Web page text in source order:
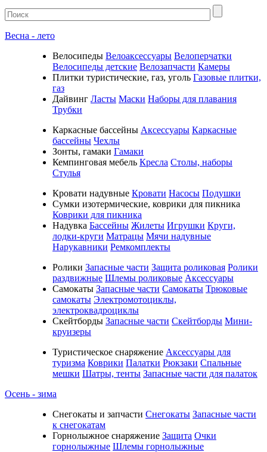
Весна - лето
Велосипеды Велоаксессуары Велоперчатки
Велосипеды детские Велозапчасти Камеры
Плитки туристические, газ, уголь Газовые плитки,
газ
Дайвинг Ласты Маски Наборы для плавания
Трубки
Каркасные бассейны Аксессуары Каркасные
бассейны Чехлы
Зонты, гамаки Гамаки
Кемпинговая мебель Кресла Столы, наборы
Стулья
Кровати надувные Кровати Насосы Подушки
Cумки изотермические, коврики для пикника
Коврики для пикника
Надувка Бассейны Жилеты Игрушки Круги,
лодки-круги Матрацы Мячи надувные
Нарукавники Ремкомплекты
Ролики Запасные части Защита роликовая Ролики
раздвижные Шлемы роликовые Аксессуары
Самокаты Запасные части Самокаты Трюковые
самокаты Электромотоциклы,
электроквадроциклы
Скейтборды Запасные части Скейтборды Мини-
круизеры
Туристическое снаряжение Аксессуары для
туризма Коврики Палатки Рюкзаки Спальные
мешки Шатры, тенты Запасные части для палаток
Осень - зима
Cнегокаты и запчасти Снегокаты Запасные части
к снегокатам
Горнолыжное снаряжение Защита Очки
горнолыжные Шлемы горнолыжные